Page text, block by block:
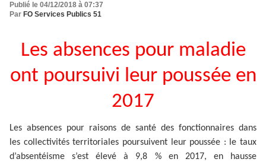
Publié le 04/12/2018 à 07:37
Par FO Services Publics 51
Les absences pour maladie
ont poursuivi leur poussée en
2017
Les absences pour raisons de santé des fonctionnaires dans
les collectivités territoriales poursuivent leur poussée : le taux
d’absentéisme s’est élevé à 9,8 % en 2017, en hausse